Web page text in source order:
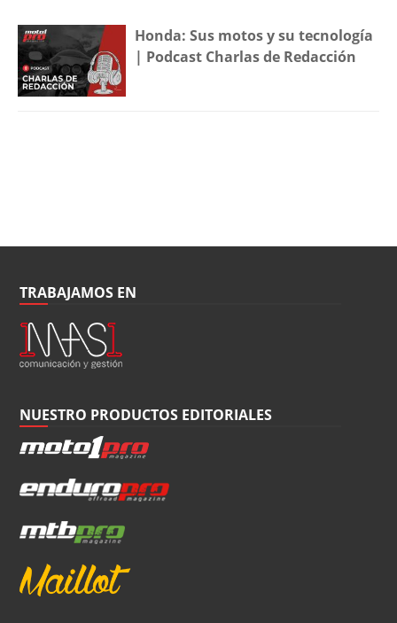
Honda: Sus motos y su tecnología
| Podcast Charlas de Redacción
TRABAJAMOS EN
NUESTRO PRODUCTOS EDITORIALES